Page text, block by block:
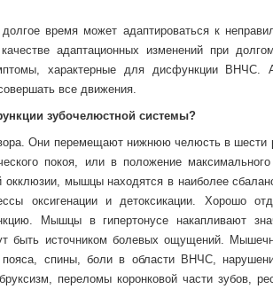
время может адаптироваться к
адаптационных изменений при
характерные для дисфункции ВНЧС.
все движения.
зубочелюстной системы?
Они перемещают нижнюю челюсть в шести
покоя, или в положение максимального
мышцы находятся в наиболее
оксигенации и детоксикации. Хорошо
Мышцы в гипертонусе накапливают
быть источником болевых ощущений.
спины, боли в области ВНЧС,
переломы коронковой части зубов,